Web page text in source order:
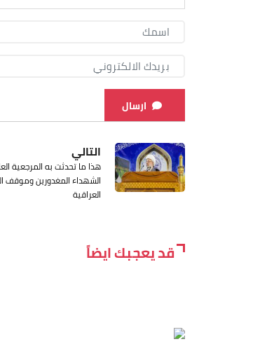
ارسال
التالي
هذا ما تحدثت به المرجعية
الشهداء المغدورين وموقف
العراقية
قد يعجبك ايضاً